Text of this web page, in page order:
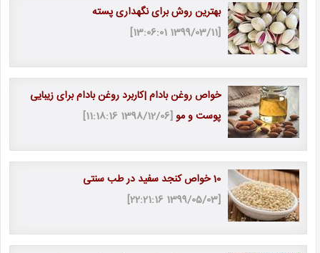
بهترین روش برای نگهداری پسته
[1399/03/11 13:06:01]
خواص روغن بادام |کاربرد روغن بادام برای زیبایی
پوست و مو[1398/12/06 11:18:16]
10 خواص کنجد سفید در طب سنتی
[1399/05/03 22:21:16]